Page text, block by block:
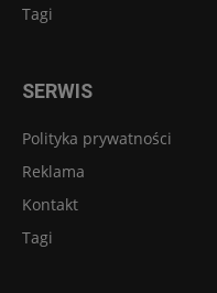
Tagi
SERWIS
Polityka prywatności
Reklama
Kontakt
Tagi